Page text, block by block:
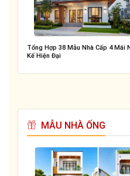
Tổng Hợp 38 Mẫu Nhà Cấp 4 Mái
Kế Hiện Đại
MẪU NHÀ ỐNG